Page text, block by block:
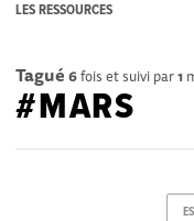
LES RESSOURCES
Tagué 6fois et suivi par1
#MARS